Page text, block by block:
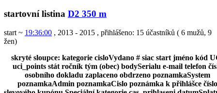
startovní listina D2 350 m
start ~ 19:36:00 , 2013 - 2015 , přihlášeno: 15 účastníků ( 6 mužů, 9
žen)
skryté sloupce: kategorie cisloVydano # siac start jméno kód
uci_points stát ročník tým (obec) bodySerialu e-mail telefon
osobního dokladu zaplaceno obdrzeno poznamkaSystem
poznamkaAdmin poznamkaCislo poznámka k přihlášce číslo